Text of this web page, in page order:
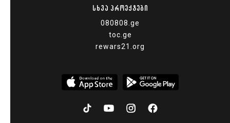
ᲡᲮᲕᲐ ᲞᲠᲝᲔᲥᲢᲔᲑᲘ
080808.ge
toc.ge
rewars21.org